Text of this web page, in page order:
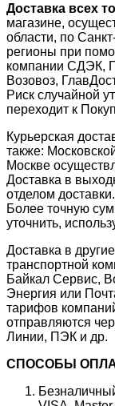
Доставка всех
магазине,
области, по
регионы при
компании СДЭК,
Возовоз,
Риск случайной
переходит к
Курьерская
также:
Москве
Доставка в
отделом доставки.
Более точную
уточнить,
Доставка в
транспортной
Байкал Сервис,
Энергия или
тарифов
отправляются
Линии, ПЭК и др.
СПОСОБЫ